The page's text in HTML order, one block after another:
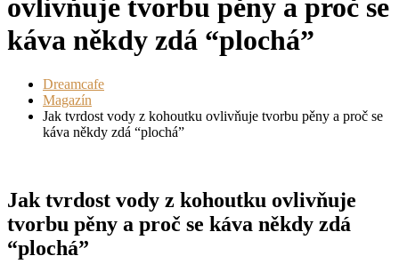
ovlivňuje tvorbu pěny a proč se
káva někdy zdá “plochá”
Dreamcafe
Magazín
Jak tvrdost vody z kohoutku ovlivňuje tvorbu pěny a proč se
káva někdy zdá “plochá”
Jak tvrdost vody z kohoutku ovlivňuje
tvorbu pěny a proč se káva někdy zdá
“plochá”